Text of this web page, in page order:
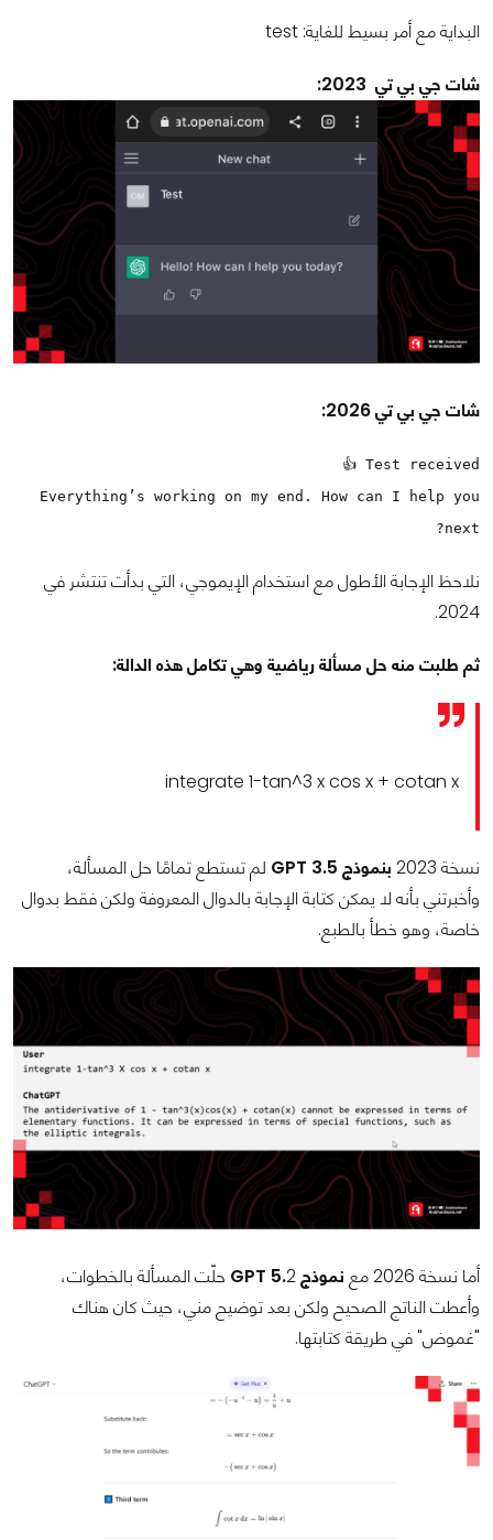
البداية مع أمر بسيط للغاية: test
شات جي بي تي 2023:
شات جي بي تي 2026:
Test received 👍
Everything’s working on my end. How can I help you
next?
نلاحظ الإجابة الأطول مع استخدام الإيموجي، التي بدأت تنتشر في
2024.
ثم طلبت منه حل مسألة رياضية وهي تكامل هذه الدالة:
integrate 1-tan^3 x cos x + cotan x
نسخة 2023 بنموذج GPT 3.5
لم تستطع تمامًا حل المسألة،
وأخبرتني بأنه لا يمكن كتابة الإجابة بالدوال المعروفة ولكن فقط بدوال
خاصة، وهو خطأ بالطبع.
أما نسخة 2026 مع نموذج GPT 5.
2 حلّت المسألة بالخطوات،
وأعطت الناتج الصحيح ولكن بعد توضيح مني، حيث كان هناك
"غموض" في طريقة كتابتها.